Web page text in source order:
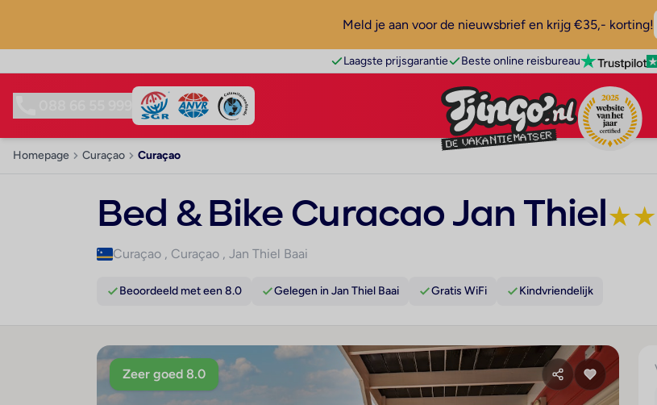
Meld je aan voor de nieuwsbrief en krijg €35,- korting!
Laagste prijsgarantie Beste online reisbureau
Homepage Curaçao Curaçao
Bed & Bike Curacao Jan Thiel★★
Curaçao , Curaçao , Jan Thiel Baai
Beoordeeld met een 8.0 Gelegen in Jan Thiel Baai Gratis WiFi Kindvriendelijk
Zeer goed 8.0